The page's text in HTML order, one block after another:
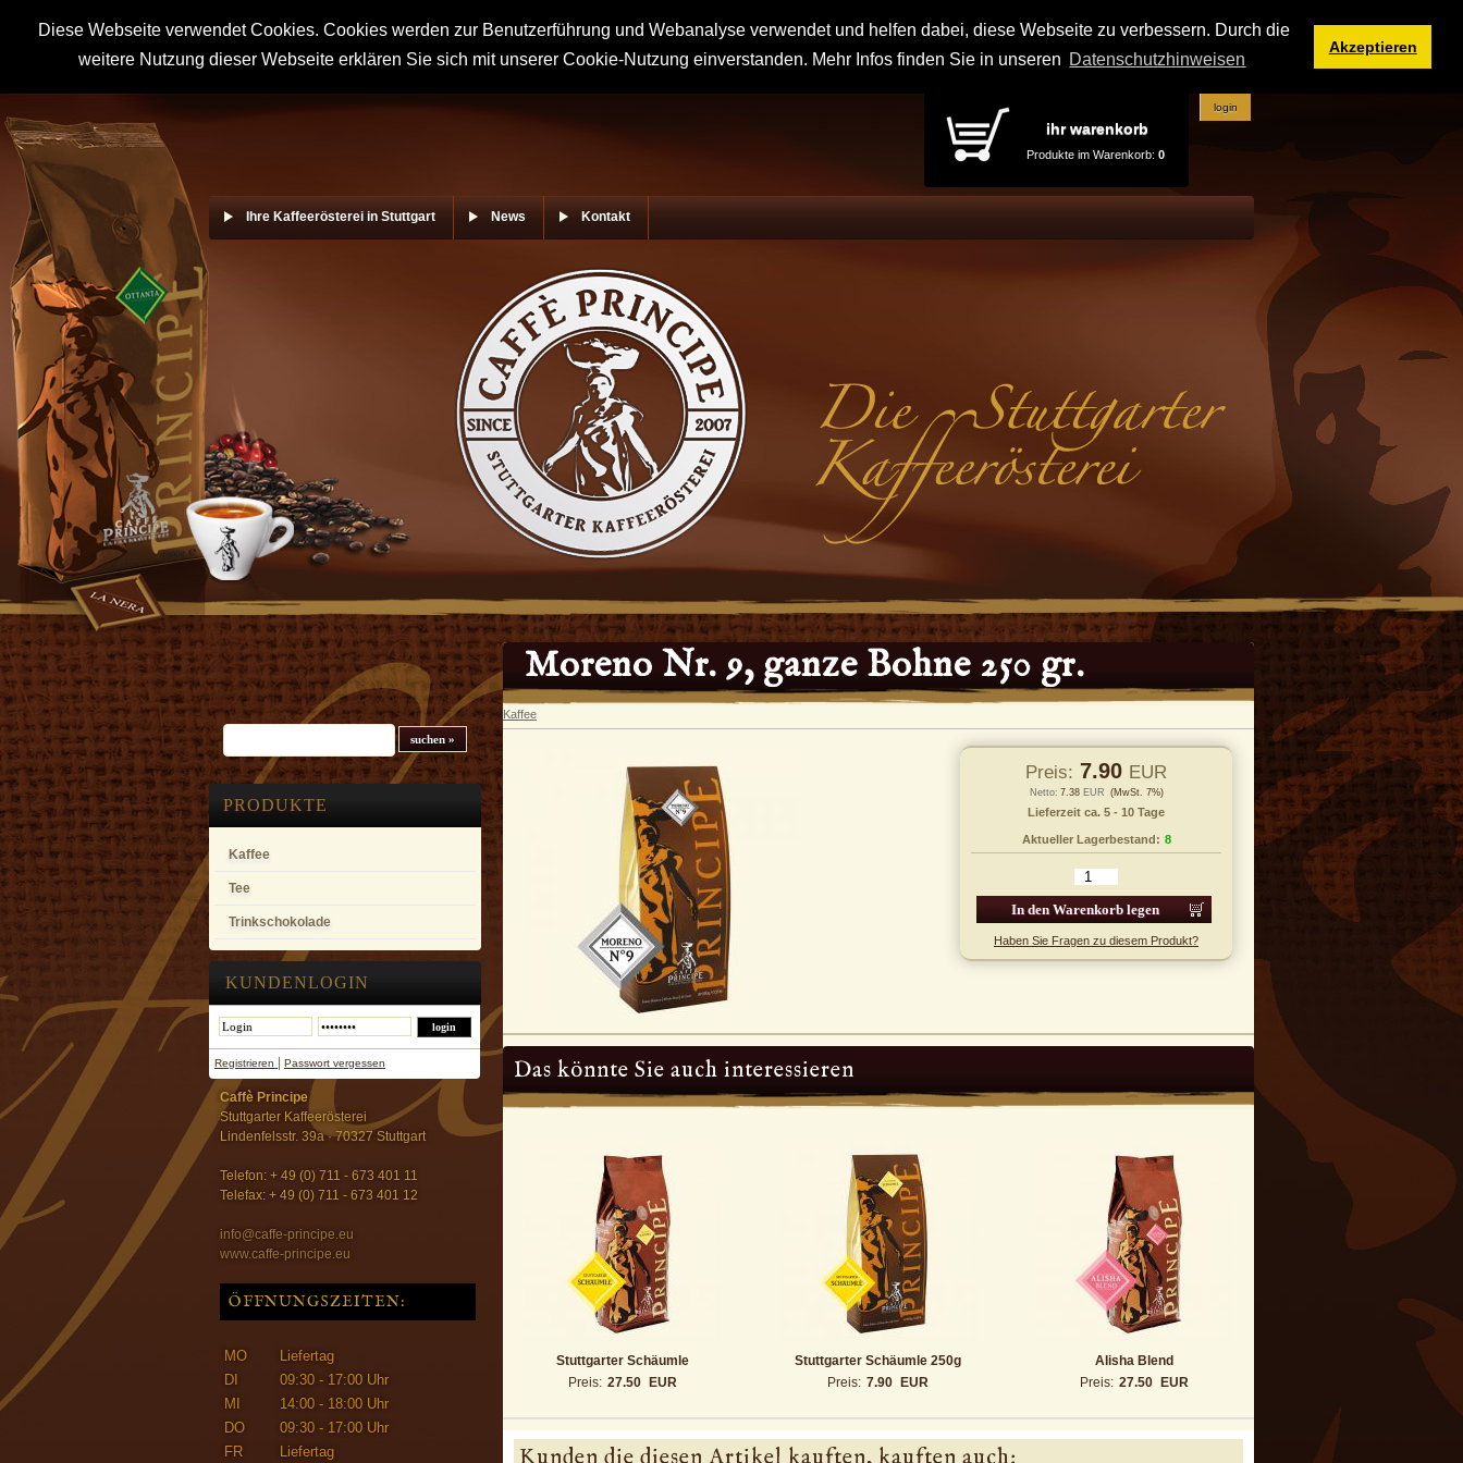
Diese Webseite verwendet Cookies. Cookies werden zur Benutzerführung und Webanalyse verwendet und helfen dabei, diese Webseite zu verbessern. Durch die
weitere Nutzung dieser Webseite erklären Sie sich mit unserer Cookie-Nutzung einverstanden. Mehr Infos finden Sie in unseren Datenschutzhinweisen
Akzeptieren
ihr warenkorb
Produkte im Warenkorb: 0
login
Ihre Kaffeerösterei in Stuttgart News Kontakt
Suchfeld
PRODUKTE
Kaffee
Tee
Trinkschokolade
KUNDENLOGIN
Registrieren Passwort vergessen
Caffè Principe
Stuttgarter Kaffeerösterei
Lindenfelsstr. 39a · 70327 Stuttgart
Telefon: + 49 (0) 711 - 673 401 11
Telefax: + 49 (0) 711 - 673 401 12
info@caffe-principe.eu
www.caffe-principe.eu
ÖFFNUNGSZEITEN:
MO
Liefertag
DI
09:30 - 17:00 Uhr
MI
14:00 - 18:00 Uhr
DO
09:30 - 17:00 Uhr
FR
Liefertag
Moreno Nr. 9, ganze Bohne 250 gr.
Kaffee
Preis: 7.90 EUR
Netto: 7.38 EUR (MwSt. 7%)
Lieferzeit ca. 5 - 10 Tage
Aktueller Lagerbestand: 8
In den Warenkorb legen
Haben Sie Fragen zu diesem Produkt?
Das könnte Sie auch interessieren
Stuttgarter Schäumle
Preis: 27.50 EUR
Stuttgarter Schäumle 250g
Preis: 7.90 EUR
Alisha Blend
Preis: 27.50 EUR